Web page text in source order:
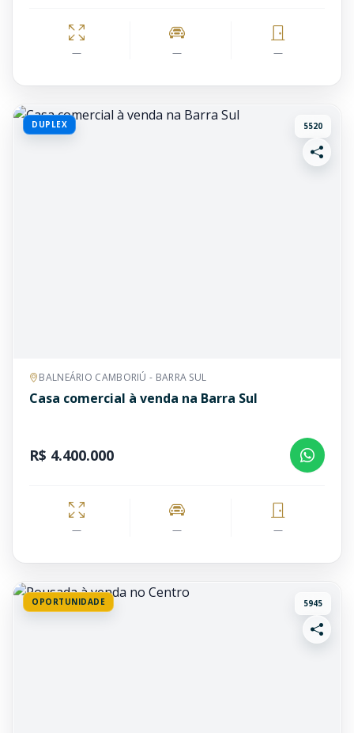
— — —
DUPLEX 5520
BALNEÁRIO CAMBORIÚ - BARRA SUL
Casa comercial à venda na Barra Sul
R$ 4.400.000
— — —
OPORTUNIDADE 5945